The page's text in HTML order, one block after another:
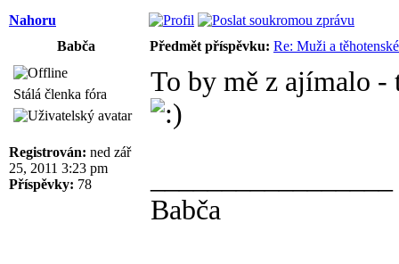
Nahoru
Babča
Předmět příspěvku: Re: Muži a
Stálá členka fóra
Registrován: ned zář
25, 2011 3:23 pm
Příspěvky: 78
To by mě z ajímalo
Babča